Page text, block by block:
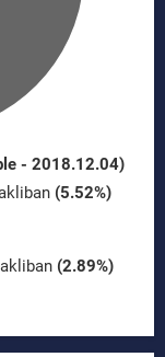
- 2018.12.04)
(5.52%)
(2.89%)